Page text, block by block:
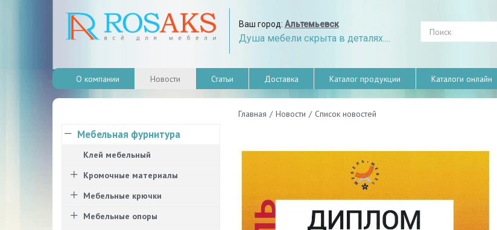
Ваш город: Альтемьевск
Душа мебели скрыта в деталях....
О компании Новости Статьи Доставка Каталог продукции Каталоги онлайн
Главная / Новости / Список новостей
Мебельная фурнитура
Клей мебельный
Кромочные материалы
Мебельные крючки
Мебельные опоры